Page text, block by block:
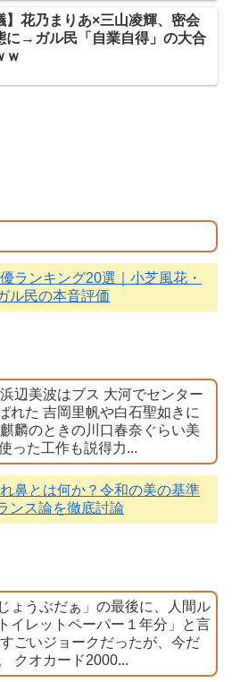
】花乃まりあ×三山凌輝、密会
に→ガル民「自業自得」の大合
ｗ
ランキング20選｜小芝風花・
ル民の本音評価
辺美波はブス 大河でセンター
れた 吉岡里帆や白石聖如きに
麟のときの川口春奈ぐらい美
った工作も説得力...
鼻とは何か？令和の美の基準
ンス論を徹底討論
ょうぶだぁ」の最後に、人間ル
イレットペーパー１年分」と言
ごいジョークだったが、今だ
クオカード2000...